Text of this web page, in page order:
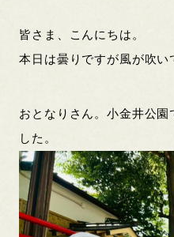
皆さま、こんにちは。
本日は曇りですが風が吹い
おとなりさん。小金井公園
した。